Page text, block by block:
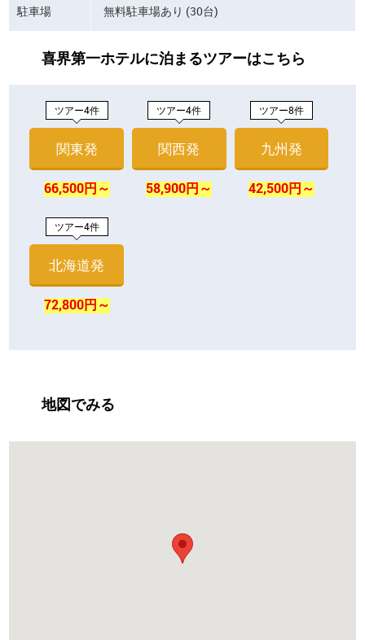
駐車場 無料駐車場あり (30台)
喜界第一ホテルに泊まるツアーはこちら
ツアー4件
関東発
66,500円～
ツアー4件
関西発
58,900円～
ツアー8件
九州発
42,500円～
ツアー4件
北海道発
72,800円～
地図でみる